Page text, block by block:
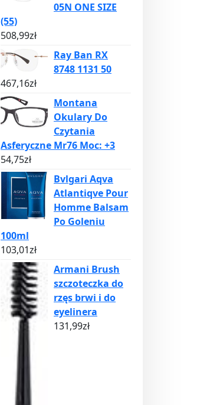
05N ONE SIZE
(55)
508,99zł
Ray Ban RX
8748 1131 50
467,16zł
Montana
Okulary Do
Czytania
Asferyczne Mr76 Moc: +3
54,75zł
Bvlgari Aqva
Atlantiqve Pour
Homme Balsam
Po Goleniu
100ml
103,01zł
Armani Brush
szczoteczka do
rzęs brwi i do
eyelinera
131,99zł